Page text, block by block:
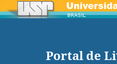
Portal de